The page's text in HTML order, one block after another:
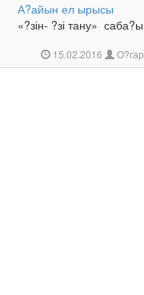
А?айын ел ырысы
«?зін- ?зі тану»
15.02.2016